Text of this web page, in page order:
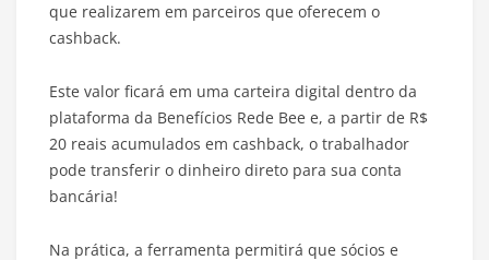
que realizarem em parceiros que oferecem o
cashback.
Este valor ficará em uma carteira digital dentro da
plataforma da Benefícios Rede Bee e, a partir de R$
20 reais acumulados em cashback, o trabalhador
pode transferir o dinheiro direto para sua conta
bancária!
Na prática, a ferramenta permitirá que sócios e